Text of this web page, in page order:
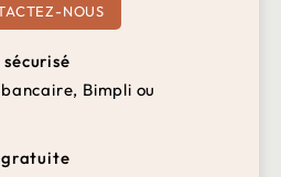
NOUS
Bimpli ou
gratuite